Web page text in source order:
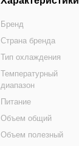
Бренд
Страна бренда
Тип охлаждения
Температурный
диапазон
Питание
Объем общий
Объем полезный